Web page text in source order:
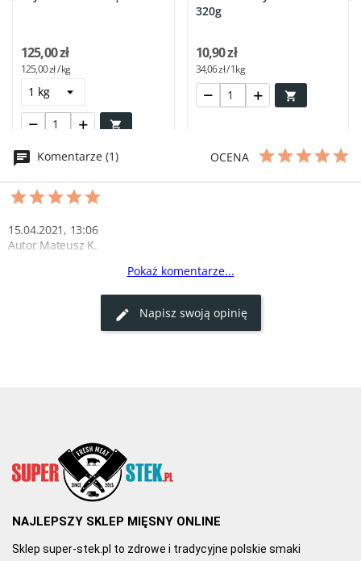

125,00 zł
125,00 zł / kg
320g

10,90 zł
34,06 zł / 1kg
Komentarze (1) OCENA
15.04.2021, 13:06
Autor Mateusz K.
Pysznosci i lekarstwo dla jedzacych hodowane hormonalne mieso
Polecam smak lepszy od wolowiny
Pokaż komentarze...
Napisz swoją opinię
NAJLEPSZY SKLEP MIĘSNY ONLINE
Sklep super-stek.pl to zdrowe i tradycyjne polskie smaki